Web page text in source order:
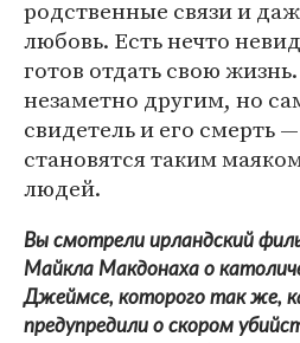
родственные связи и
любовь. Есть нечто
готов отдать свою
незаметно другим, но
свидетель и его смерть
становятся таким
людей.
Вы смотрели ирландский
Майкла Макдонаха о
Джеймсе, которого так же,
предупредили о скором